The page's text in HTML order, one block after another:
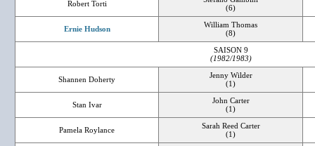
Robert Torti
(6)
Ernie Hudson
William Thomas
(8)
SAISON 9
(1982/1983)
Shannen Doherty
Jenny Wilder
(1)
Stan Ivar
John Carter
(1)
Pamela Roylance
Sarah Reed Carter
(1)